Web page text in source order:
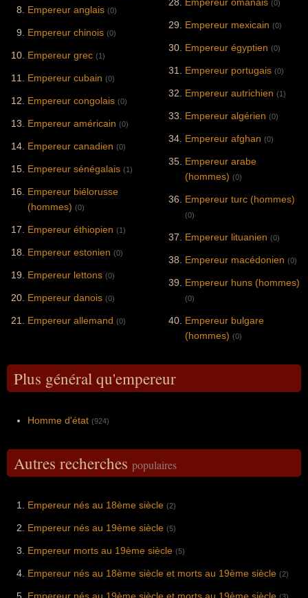
Empereur anglais (0)
Empereur chinois (0)
Empereur grec (1)
Empereur cubain (0)
Empereur congolais (0)
Empereur américain (0)
Empereur canadien (0)
Empereur sénégalais (1)
Empereur biélorusse
(hommes) (0)
Empereur éthiopien (1)
Empereur estonien (0)
Empereur lettons (0)
Empereur danois (0)
Empereur allemand (0)
(0)
Empereur mexicain (0)
Empereur égyptien (0)
Empereur portugais (0)
Empereur autrichien (1)
Empereur algérien (0)
Empereur afghan (0)
Empereur arabe
(hommes) (0)
Empereur turc (hommes)
(0)
Empereur lituanien (0)
Empereur macédonien (0)
Empereur huns (hommes)
(0)
Empereur bulgare
(hommes) (0)
Plus général qu'empereur
Homme d'état (924)
Autres recherches populaires
Empereur nés au 18ème siècle (2)
Empereur nés au 19ème siècle (5)
Empereur morts au 19ème siècle (5)
Empereur nés au 18ème siècle et morts au 19ème siècle (2)
Empereur nés au 19ème siècle et morts au 19ème siècle (3)